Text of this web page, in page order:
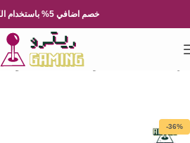
خصم اضافي 5% باستخدام الكود: RG5
Nintendo نينتيندو Wii
-36%